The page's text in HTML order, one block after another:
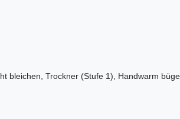
bleichen, Trockner (Stufe 1), Handwarm